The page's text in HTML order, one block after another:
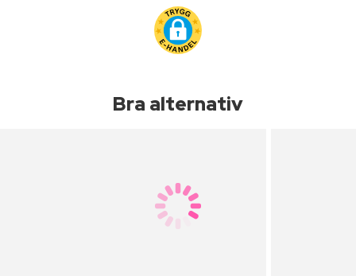
Bra alternativ